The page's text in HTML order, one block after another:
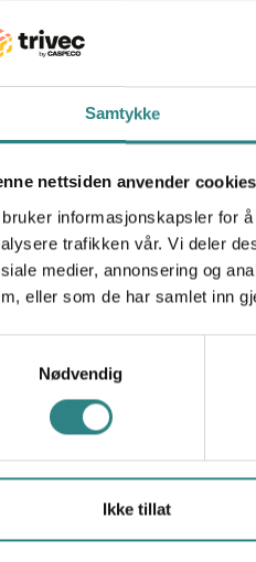
Samtykke
nettsiden anvender cookies
informasjonskapsler for
trafikken vår. Vi deler
medier, annonsering og
eller som de har samlet inn
Nødvendig
Ikke tillat